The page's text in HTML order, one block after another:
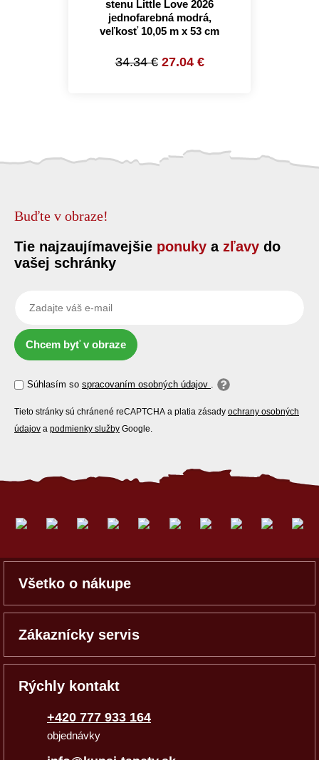
stenu Little Love 2026
jednofarebná modrá,
veľkosť 10,05 m x 53 cm
34.34 € 27.04 €
Buďte v obraze!
Tie najzaujímavejšie ponuky a zľavy do
vašej schránky
Chcem byť v obraze
Súhlasím so spracovaním osobných údajov .
Tieto stránky sú chránené reCAPTCHA a platia zásady ochrany osobných
údajov a podmienky služby Google.
Všetko o nákupe
Zákaznícky servis
Rýchly kontakt
+420 777 933 164
objednávky